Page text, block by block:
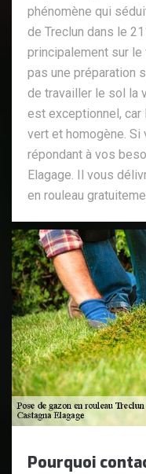
phénomène qui
de Treclun dans le
principalement sur le
pas une préparation
de travailler le sol la
est exceptionnel,
vert et homogène.
répondant à vos
Elagage. Il vous
en rouleau
Pourquoi